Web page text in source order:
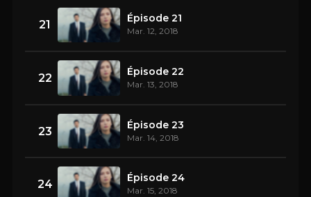
21 Épisode 21
Mar. 12, 2018
22 Épisode 22
Mar. 13, 2018
23 Épisode 23
Mar. 14, 2018
24 Épisode 24
Mar. 15, 2018